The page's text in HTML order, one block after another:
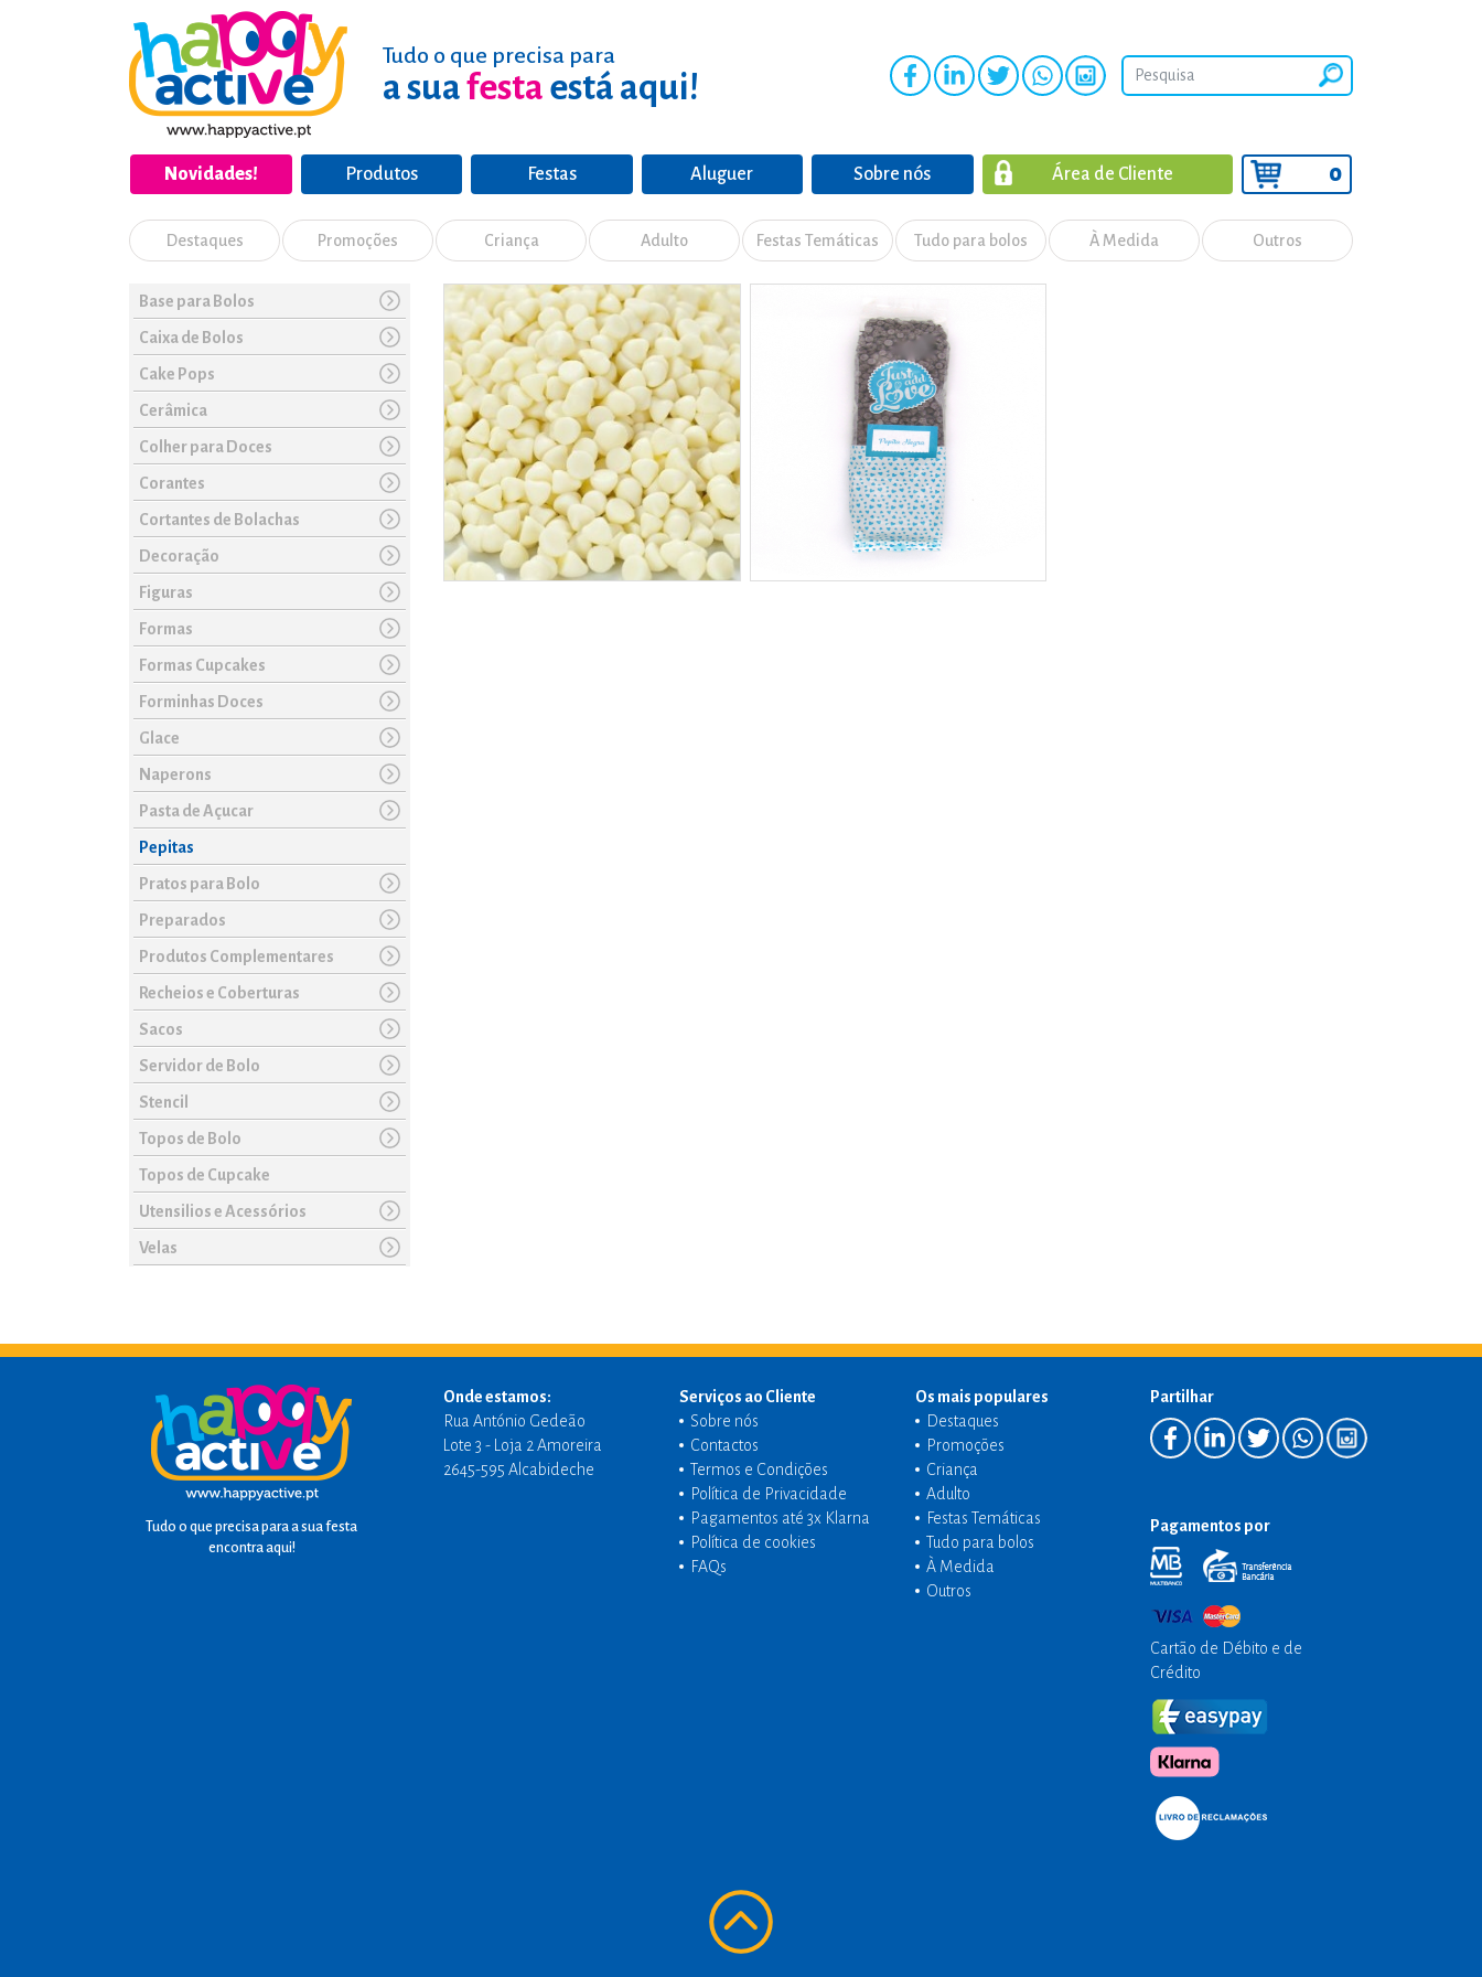
Tudo o que precisa para
a suafesta está aqui!
Novidades! Produtos Festas Aluguer Sobre nós Área de Cliente 0
Destaques Promoções Criança Adulto Festas Temáticas Tudo para bolos À Medida Outros
Base para Bolos
Caixa de Bolos
Cake Pops
Cerâmica
Colher para Doces
Corantes
Cortantes de Bolachas
Decoração
Figuras
Formas
Formas Cupcakes
Forminhas Doces
Glace
Naperons
Pasta de Açucar
Pepitas
Pratos para Bolo
Preparados
Produtos Complementares
Recheios e Coberturas
Sacos
Servidor de Bolo
Stencil
Topos de Bolo
Topos de Cupcake
Utensilios e Acessórios
Velas
Tudo o que precisa para a sua festa
encontra aqui!
Onde estamos:
Rua António Gedeão
Lote 3 - Loja 2 Amoreira
2645-595 Alcabideche
Serviços ao Cliente
Sobre nós
Contactos
Termos e Condições
Política de Privacidade
Pagamentos até 3x Klarna
Política de cookies
FAQs
Os mais populares
Destaques
Promoções
Criança
Adulto
Festas Temáticas
Tudo para bolos
À Medida
Outros
Partilhar
Pagamentos por
Cartão de Débito e de
Crédito